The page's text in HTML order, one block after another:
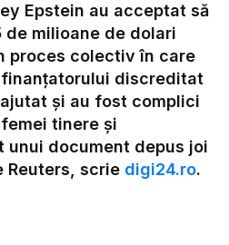
Epstein au acceptat să
de milioane de dolari
proces colectiv în care
discreditat
şi au fost complici
tinere şi
document depus joi
Reuters, scrie digi24.ro.